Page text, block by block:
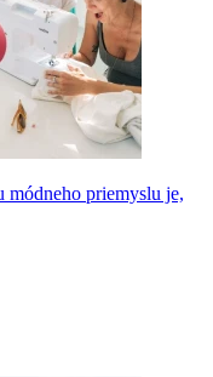
módneho priemyslu je,